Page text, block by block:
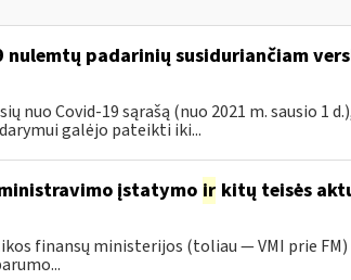
nulemtų padarinių susiduriančiam
Covid-19 sąrašą (nuo 2021 m. sausio 1
galėjo pateikti iki...
įstatymo irkitų teisės
finansų ministerijos (toliau — VMI prie